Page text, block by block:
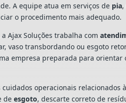
A equipe atua em serviços de pia,
o procedimento mais adequado.
a Ajax Soluções trabalha com
vaso transbordando ou esgoto
empresa preparada para
cuidados operacionais relacionados
deesgoto, descarte correto de